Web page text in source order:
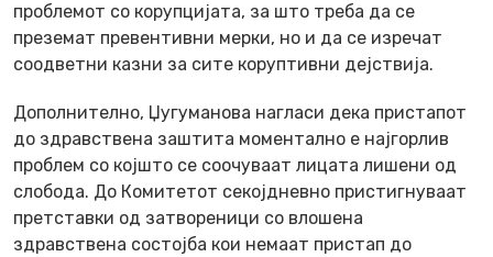
проблемот со корупцијата, за што треба да се
преземат превентивни мерки, но и да се изречат
соодветни казни за сите коруптивни дејствија.
Дополнително, Џугуманова нагласи дека пристапот
до здравствена заштита моментално е најгорлив
проблем со којшто се соочуваат лицата лишени од
слобода. До Комитетот секојдневно пристигнуваат
претставки од затвореници со влошена
здравствена состојба кои немаат пристап до